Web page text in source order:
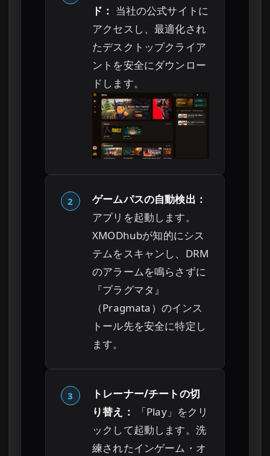
ド： 当社の公式サイトに
アクセスし、最適化され
たデスクトップクライア
ントを安全にダウンロー
ドします。
2
ゲームパスの自動検出：
アプリを起動します。
XMODhubが知的にシス
テムをスキャンし、DRM
のアラームを鳴らさずに
『プラグマタ』
（Pragmata）のインス
トール先を安全に特定し
ます。
3
トレーナー/チートの切
り替え：
「Play」をクリ
ックして起動します。洗
練されたインゲーム・オ